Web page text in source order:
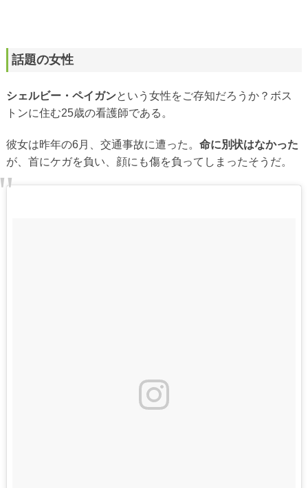
話題の女性
シェルビー・ペイガンという女性をご存知だろうか？ボス
トンに住む25歳の看護師である。
彼女は昨年の6月、交通事故に遭った。 命に別状はなかった
が、首にケガを負い、顔にも傷を負ってしまったそうだ。